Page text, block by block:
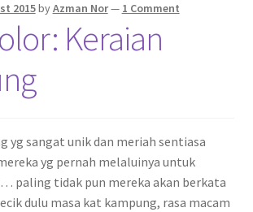
2015byAzman Nor— 1 Comment
Keraian
yg sangat unik dan meriah sentiasa
yg pernah melaluinya untuk
paling tidak pun mereka akan berkata
dulu masa kat kampung, rasa macam